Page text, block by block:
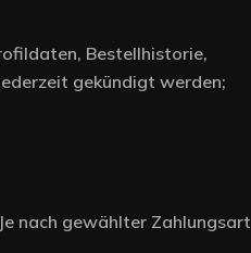
Bestellhistorie,
gekündigt werden;
nach gewählter Zahlungsart